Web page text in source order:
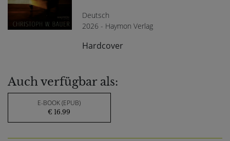
Deutsch
2026 - Haymon Verlag
Hardcover
Auch verfügbar als:
E-BOOK (EPUB)
€ 16.99